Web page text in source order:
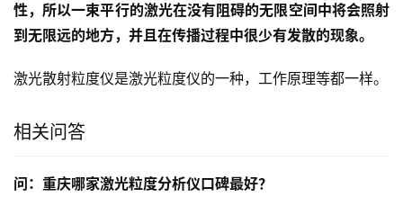
性，所以一束平行的激光在没有阻碍的无限空间中将会照射
到无限远的地方，并且在传播过程中很少有发散的现象。
激光散射粒度仪是激光粒度仪的一种，工作原理等都一样。
相关问答
问：重庆哪家激光粒度分析仪口碑最好？